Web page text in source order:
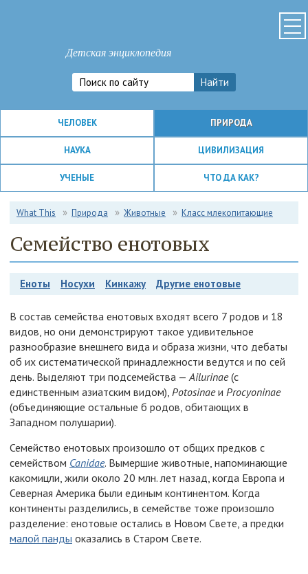
Детская энциклопедия
ЧЕЛОВЕК ПРИРОДА
НАУКА ЦИВИЛИЗАЦИЯ
УЧЕНЫЕ ЧТО ДА КАК?
What This Природа Животные Класс млекопитающие
Семейство енотовых
Еноты Носухи Кинкажу Другие енотовые
В состав семейства енотовых входят всего 7 родов и 18
видов, но они демонстрируют такое удивительное
разнообразие внешнего вида и образа жизни, что дебаты
об их систематической принадлежности ведутся и по сей
день. Выделяют три подсемейства —Ailurinae(с
единственным азиатским видом), Potosinaeи Procyoninae
(объединяющие остальные б родов, обитающих в
Западном полушарии).
Семейство енотовых произошло от общих предков с
семейством Canidae. Вымершие животные, напоминающие
какомицли, жили около 20 млн. лет назад, когда Европа и
Северная Америка были единым континентом. Когда
континенты разделились, в семействе тоже произошло
разделение: енотовые остались в Новом Свете, а предки
малой панды оказались в Старом Свете.